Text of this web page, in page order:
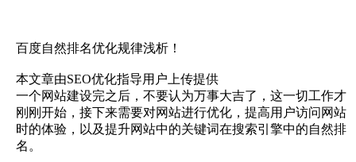
百度自然排名优化规律浅析！
本文章由SEO优化指导用户上传提供
一个网站建设完之后，不要认为万事大吉了，这一切工作才
刚刚开始，接下来需要对网站进行优化，提高用户访问网站
时的体验，以及提升网站中的关键词在搜索引擎中的自然排
名。